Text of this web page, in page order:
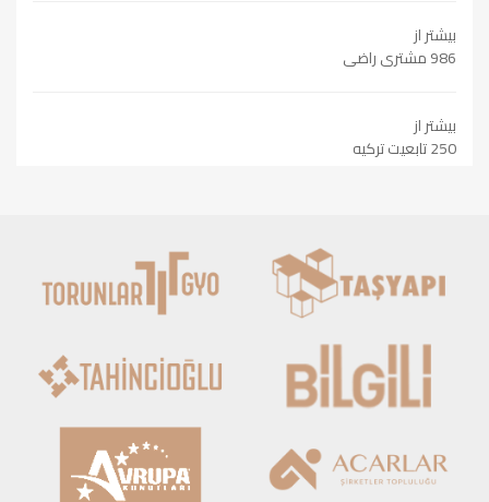
بیشتر از
986 مشتری راضی
بیشتر از
250 تابعیت ترکیه